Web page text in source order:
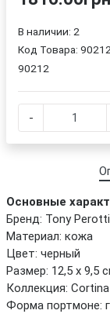
Основные
Бренд: Tony Perotti
Материал: кожа
Цвет: черный
Размер: 12,5 х 9,5
Коллекция: Cortina
Форма портмоне:
В наличии: 2
Код Товара:
90212
-